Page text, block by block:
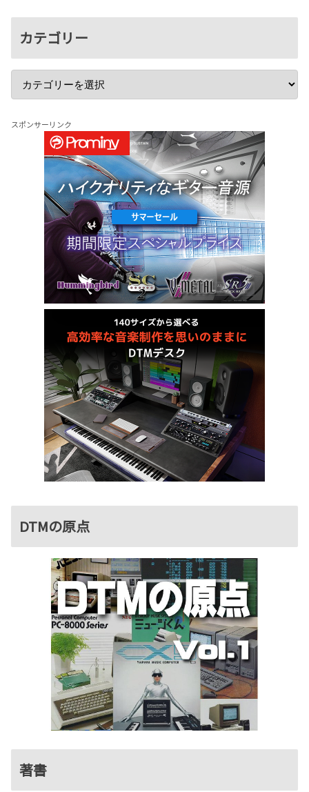
カテゴリー
スポンサーリンク
DTMの原点
著書